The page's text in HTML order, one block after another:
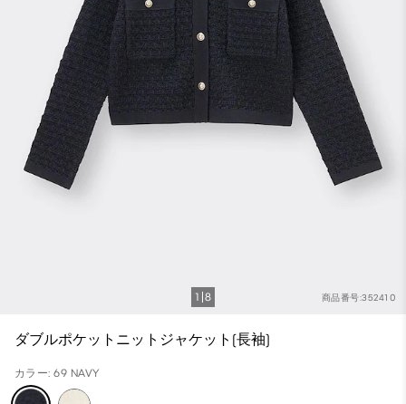
商品番号:352410
1 8
ダブルポケットニットジャケット(長袖)
カラー: 69 NAVY